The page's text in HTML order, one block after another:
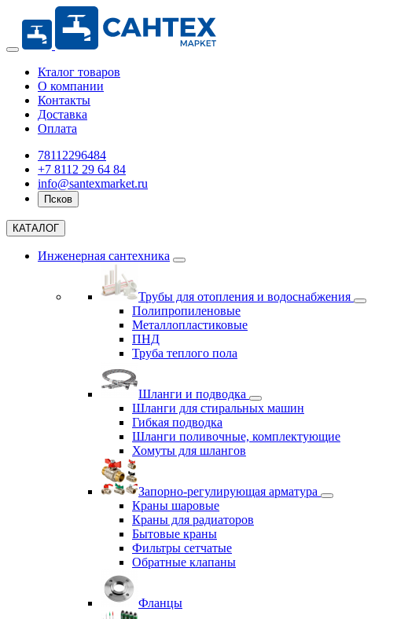
Кталог товаров
О компании
Контакты
Доставка
Оплата
78112296484
+7 8112 29 64 84
info@santexmarket.ru
Псков
КАТАЛОГ
Инженерная сантехника
Трубы для отопления и водоснабжения
Полипропиленовые
Металлопластиковые
ПНД
Труба теплого пола
Шланги и подводка
Шланги для стиральных машин
Гибкая подводка
Шланги поливочные, комплектующие
Хомуты для шлангов
Запорно-регулирующая арматура
Краны шаровые
Краны для радиаторов
Бытовые краны
Фильтры сетчатые
Обратные клапаны
Фланцы